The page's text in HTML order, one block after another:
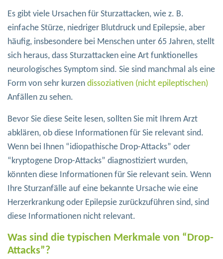
Es gibt viele Ursachen für Sturzattacken, wie z. B.
einfache Stürze, niedriger Blutdruck und Epilepsie, aber
häufig, insbesondere bei Menschen unter 65 Jahren, stellt
sich heraus, dass Sturzattacken eine Art funktionelles
neurologisches Symptom sind. Sie sind manchmal als eine
Form von sehr kurzen dissoziativen (nicht epileptischen)
Anfällen zu sehen.
Bevor Sie diese Seite lesen, sollten Sie mit Ihrem Arzt
abklären, ob diese Informationen für Sie relevant sind.
Wenn bei Ihnen “idiopathische Drop-Attacks” oder
“kryptogene Drop-Attacks” diagnostiziert wurden,
könnten diese Informationen für Sie relevant sein. Wenn
Ihre Sturzanfälle auf eine bekannte Ursache wie eine
Herzerkrankung oder Epilepsie zurückzuführen sind, sind
diese Informationen nicht relevant.
Was sind die typischen Merkmale von “Drop-
Attacks”?